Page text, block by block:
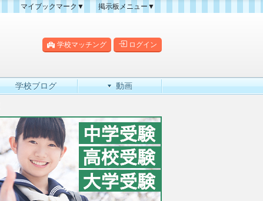
マイブックマーク▼
掲示板メニュー▼
掲示板マップ
新着書き込み一覧
学校マッチング ログイン
学校ブログ 動画